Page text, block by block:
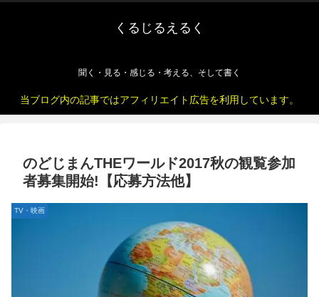
くるじるえるく
聞く・見る・感じる・考える、そして書く
当ブログ内の記事ではアフィリエイト広告を利用しています。
のどじまんTHEワールド2017秋の観覧参加
者募集開始!【応募方法他】
TV・映画